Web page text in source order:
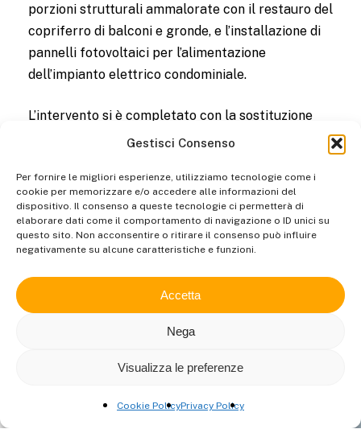
Gestisci Consenso
Per fornire le migliori esperienze, utilizziamo tecnologie come i
cookie per memorizzare e/o accedere alle informazioni del
dispositivo. Il consenso a queste tecnologie ci permetterà di
elaborare dati come il comportamento di navigazione o ID unici su
questo sito. Non acconsentire o ritirare il consenso può influire
negativamente su alcune caratteristiche e funzioni.
Accetta
Nega
Visualizza le preferenze
Cookie PolicyPrivacy Policy
porzioni strutturali ammalorate con il restauro del
copriferro di balconi e gronde, e l’installazione di
pannelli fotovoltaici per l’alimentazione
dell’impianto elettrico condominiale.
L’intervento si è completato con la sostituzione
degli infissi, comprese tapparelle e serramenti,
abitativo.
Il risultato è un edificio rinnovato, con prestazioni
energetiche ottimizzate e un significativo